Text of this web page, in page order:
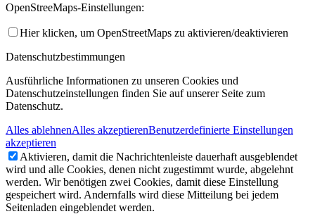
OpenStreeMaps-Einstellungen:
Hier klicken, um OpenStreetMaps zu aktivieren/deaktivieren
Datenschutzbestimmungen
Ausführliche Informationen zu unseren Cookies und
Datenschutzeinstellungen finden Sie auf unserer Seite zum
Datenschutz.
Alles ablehnenAlles akzeptierenBenutzerdefinierte Einstellungen
akzeptieren
Aktivieren, damit die Nachrichtenleiste dauerhaft ausgeblendet
wird und alle Cookies, denen nicht zugestimmt wurde, abgelehnt
werden. Wir benötigen zwei Cookies, damit diese Einstellung
gespeichert wird. Andernfalls wird diese Mitteilung bei jedem
Seitenladen eingeblendet werden.